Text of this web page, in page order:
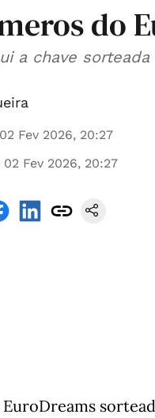
do
a chave
02 Fev 2026, 20:27
02 Fev 2026, 20:27
EuroDreams